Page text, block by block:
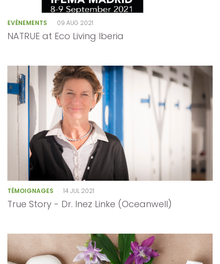
EVÈNEMENTS 09 AUG 2021
NATRUE at Eco Living Iberia
TÉMOIGNAGES 14 JUL 2021
True Story - Dr. Inez Linke (Oceanwell)